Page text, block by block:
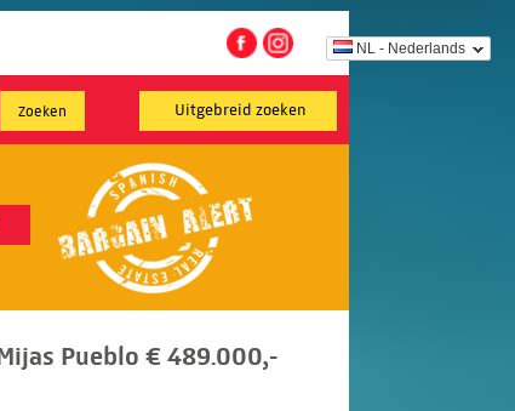
NL - Nederlands
Uitgebreid zoeken
Pueblo € 489.000,-